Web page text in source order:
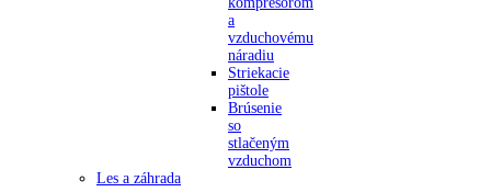
a
vzduchovému
náradiu
Striekacie
pištole
Brúsenie
so
stlačeným
vzduchom
Les a záhrada